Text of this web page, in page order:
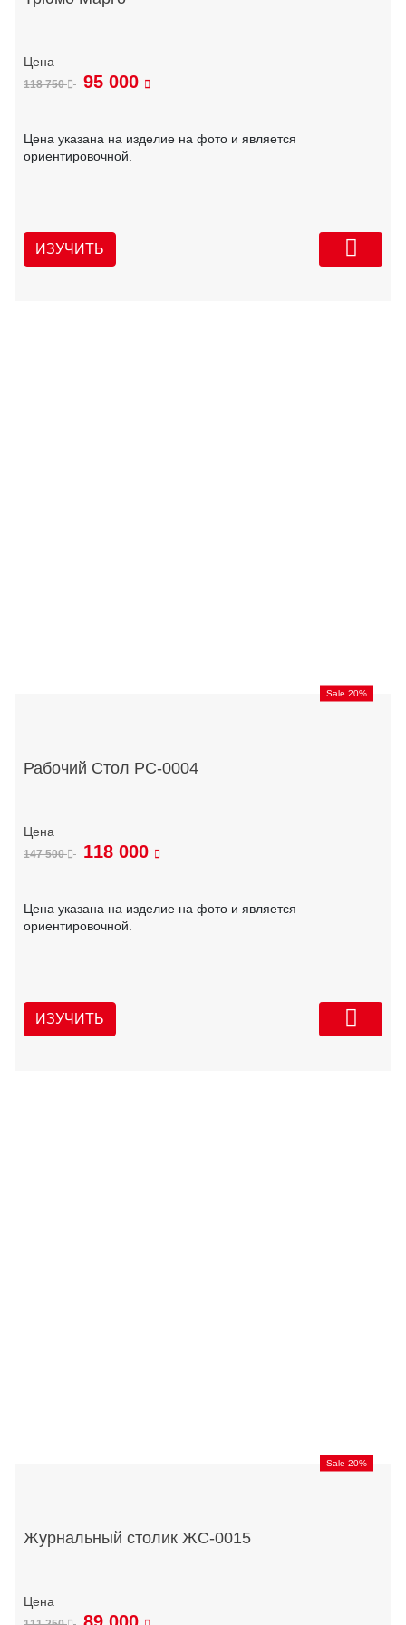
118 750 95 000
Цена указана на изделие на фото и является
ориентировочной.
ИЗУЧИТЬ
Sale 20%
Рабочий Стол РС-0004
147 500 118 000
Цена указана на изделие на фото и является
ориентировочной.
ИЗУЧИТЬ
Sale 20%
Журнальный столик ЖС-0015